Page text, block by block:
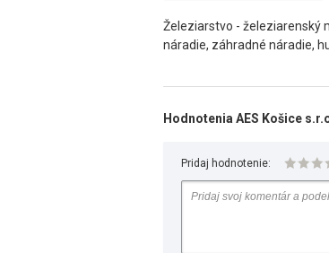
Železiarstvo - železiarenský
náradie, záhradné náradie,
Hodnotenia AES Košice
Pridaj hodnotenie: